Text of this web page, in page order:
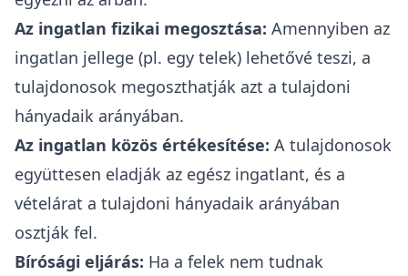
Az ingatlan fizikai megosztása: Amennyiben az
ingatlan jellege (pl. egy telek) lehetővé teszi, a
tulajdonosok megoszthatják azt a tulajdoni
hányadaik arányában.
Az ingatlan közös értékesítése: A tulajdonosok
együttesen eladják az egész ingatlant, és a
vételárat a tulajdoni hányadaik arányában
osztják fel.
Bírósági eljárás: Ha a felek nem tudnak